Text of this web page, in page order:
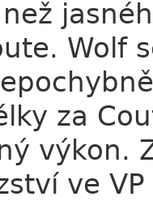
Wolf
za
výkon.
ve